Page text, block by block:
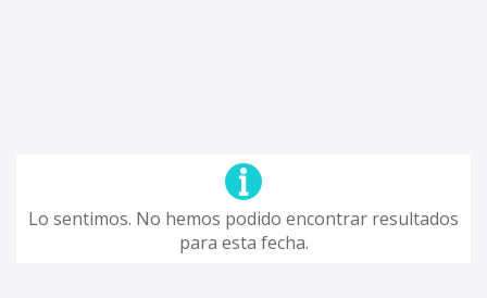
Lo sentimos. No hemos podido encontrar resultados
para esta fecha.